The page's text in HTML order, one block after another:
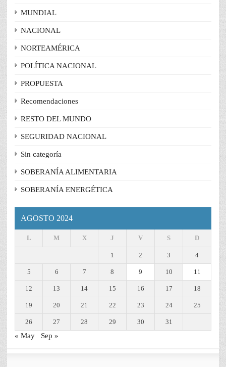
MUNDIAL
NACIONAL
NORTEAMÉRICA
POLÍTICA NACIONAL
PROPUESTA
Recomendaciones
RESTO DEL MUNDO
SEGURIDAD NACIONAL
Sin categoría
SOBERANÍA ALIMENTARIA
SOBERANÍA ENERGÉTICA
AGOSTO 2024
L M X J V S D
1 2 3 4
5 6 7 8 9 10 11
12 13 14 15 16 17 18
19 20 21 22 23 24 25
26 27 28 29 30 31
« May Sep »